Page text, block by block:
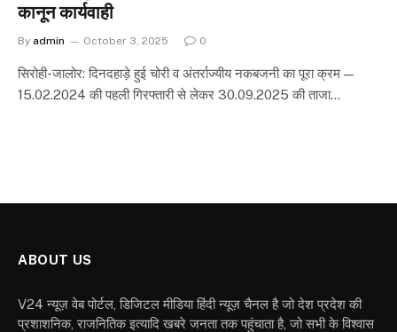
कानून कार्यवाही
By admin October 3, 2025 0
सिरोही-जालोर: दिनदहाड़े हुई चोरी व अंतर्राज्यीय नकबजनी का पूरा क्रम —
15.02.2024 की पहली गिरफ्तारी से लेकर 30.09.2025 की ताजा…
ABOUT US
V24 न्यूज़ वेब पोर्टल, डिजिटल मीडिया हिंदी न्यूज़ चैनल है जो देश प्रदेश की
प्रशाशनिक, राजनितिक इत्यादि खबरे जनता तक पहुंचाता है, जो सभी के विश्वास